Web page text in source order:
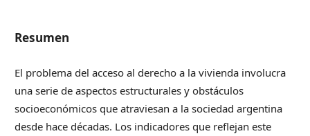
Resumen
El problema del acceso al derecho a la vivienda involucra
una serie de aspectos estructurales y obstáculos
socioeconómicos que atraviesan a la sociedad argentina
desde hace décadas. Los indicadores que reflejan este